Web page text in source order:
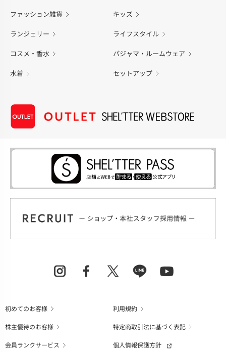
ファッション雑貨 キッズ
ランジェリー ライフスタイル
コスメ・香水 パジャマ・ルームウェア
水着 セットアップ
初めてのお客様
利用規約
株主優待のお客様
特定商取引法に基づく表記
会員ランクサービス
個人情報保護方針